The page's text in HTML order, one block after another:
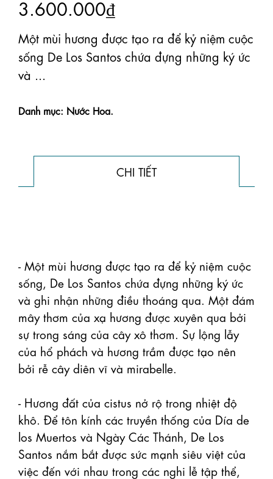
3.600.000₫
Một mùi hương được tạo ra để kỷ niệm cuộc
sống De Los Santos chứa đựng những ký ức
và ...
Danh mục: Nước Hoa.
CHI TIẾT
- Một mùi hương được tạo ra để kỷ niệm cuộc
sống, De Los Santos chứa đựng những ký ức
và ghi nhận những điều thoáng qua. Một đám
mây thơm của xạ hương được xuyên qua bởi
sự trong sáng của cây xô thơm. Sự lộng lẫy
của hổ phách và hương trầm được tạo nên
bởi rễ cây diên vĩ và mirabelle.
- Hương đất của cistus nở rộ trong nhiệt độ
khô. Để tôn kính các truyền thống của Día de
los Muertos và Ngày Các Thánh, De Los
Santos nắm bắt được sức mạnh siêu việt của
việc đến với nhau trong các nghi lễ tập thể,